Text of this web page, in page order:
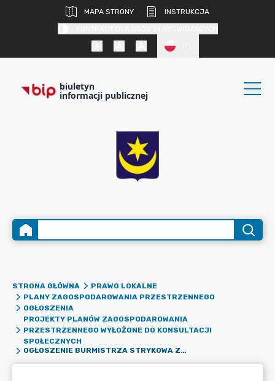
MAPA STRONY
INSTRUKCJA
biuletyn
informacji publicznej
STRONA GŁÓWNA
PRAWO LOKALNE
PLANY ZAGOSPODAROWANIA PRZESTRZENNEGO
OGŁOSZENIA
PROJEKTY PLANÓW ZAGOSPODAROWANIA
PRZESTRZENNEGO WYŁOŻONE DO KONSULTACJI
SPOŁECZNYCH
OGŁOSZENIE BURMISTRZA STRYKOWA ZNAK ZPG.6721.5.2024.SWS Z DNIA 18 SIERPNIA 2025 R. O ROZPOCZĘCIU KONSULTACJI SPOŁECZNYCH DOTYCZĄCYCH PROJEKTU MIEJSCOWEGO PLANU ZAGOSPODAROWANIA PRZESTRZENNEGO GMINY STRYKÓW DLA FRAGMENTÓW WSI BRATOSZEWICE WRAZ Z PROGNOZĄ ODDZIAŁYWANIA NA ŚRODOWISKO